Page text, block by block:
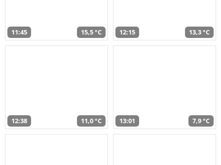
11:45 15,5 °C 12:15 13,3 °C
12:38 11,0 °C 13:01 7,9 °C